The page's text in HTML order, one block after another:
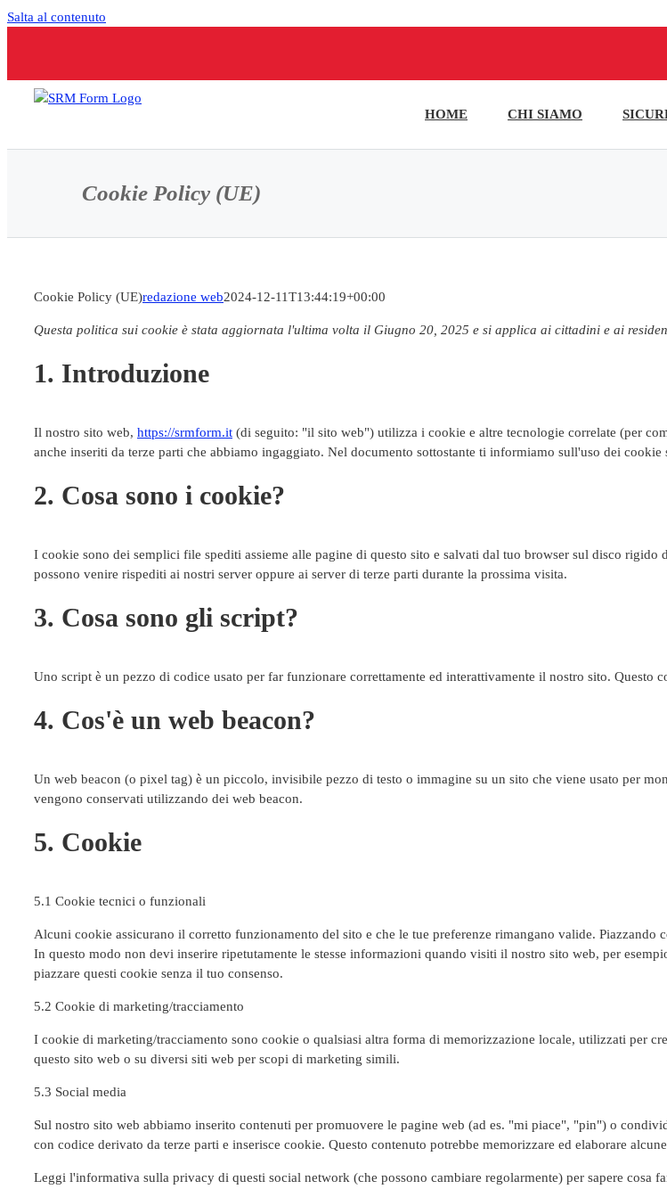
Salta al contenuto
HOME CHI SIAMO
Cookie Policy (UE)
Cookie Policy (UE)redazione web2024-12-11T13:44:19+00:00
Questa politica sui cookie è stata aggiornata l'ultima volta il Giugno 20, 2025 e si applica ai cittadini e ai
1. Introduzione
Il nostro sito web, https://srmform.it (di seguito: "il sito web") utilizza i cookie e altre tecnologie correlate (per
anche inseriti da terze parti che abbiamo ingaggiato. Nel documento sottostante ti informiamo sull'uso dei cookie
2. Cosa sono i cookie?
I cookie sono dei semplici file spediti assieme alle pagine di questo sito e salvati dal tuo browser sul disco
possono venire rispediti ai nostri server oppure ai server di terze parti durante la prossima visita.
3. Cosa sono gli script?
Uno script è un pezzo di codice usato per far funzionare correttamente ed interattivamente il nostro sito. Questo
4. Cos'è un web beacon?
Un web beacon (o pixel tag) è un piccolo, invisibile pezzo di testo o immagine su un sito che viene usato per
vengono conservati utilizzando dei web beacon.
5. Cookie
5.1 Cookie tecnici o funzionali
Alcuni cookie assicurano il corretto funzionamento del sito e che le tue preferenze rimangano valide.
In questo modo non devi inserire ripetutamente le stesse informazioni quando visiti il nostro sito web, per
piazzare questi cookie senza il tuo consenso.
5.2 Cookie di marketing/tracciamento
I cookie di marketing/tracciamento sono cookie o qualsiasi altra forma di memorizzazione locale, utilizzati per
questo sito web o su diversi siti web per scopi di marketing simili.
5.3 Social media
Sul nostro sito web abbiamo inserito contenuti per promuovere le pagine web (ad es. "mi piace", "pin") o
con codice derivato da terze parti e inserisce cookie. Questo contenuto potrebbe memorizzare ed elaborare
Leggi l'informativa sulla privacy di questi social network (che possono cambiare regolarmente) per sapere cosa